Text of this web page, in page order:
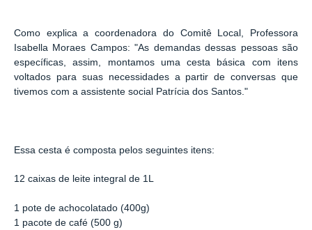
Como explica a coordenadora do Comitê Local, Professora
Isabella Moraes Campos: "As demandas dessas pessoas são
específicas, assim, montamos uma cesta básica com itens
voltados para suas necessidades a partir de conversas que
tivemos com a assistente social Patrícia dos Santos."
Essa cesta é composta pelos seguintes itens:
12 caixas de leite integral de 1L
1 pote de achocolatado (400g)
1 pacote de café (500 g)